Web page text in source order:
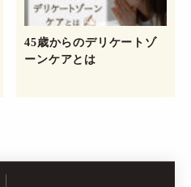
45歳からのデリケートゾ
ーンケアとは